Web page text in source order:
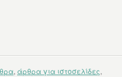
, άρθρα για ιστοσελίδες,